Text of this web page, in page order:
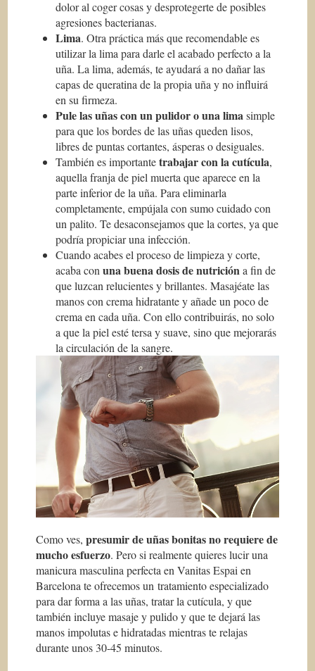
dolor al coger cosas y desprotegerte de posibles
agresiones bacterianas.
Lima. Otra práctica más que recomendable es
utilizar la lima para darle el acabado perfecto a la
uña. La lima, además, te ayudará a no dañar las
capas de queratina de la propia uña y no influirá
en su firmeza.
Pule las uñas con un pulidor o una lima simple
para que los bordes de las uñas queden lisos,
libres de puntas cortantes, ásperas o desiguales.
También es importantetrabajar con la cutícula,
aquella franja de piel muerta que aparece en la
parte inferior de la uña. Para eliminarla
completamente, empújala con sumo cuidado con
un palito. Te desaconsejamos que la cortes, ya que
podría propiciar una infección.
Cuando acabes el proceso de limpieza y corte,
acaba conuna buena dosis de nutrición a fin de
que luzcan relucientes y brillantes. Masajéate las
manos con crema hidratante y añade un poco de
crema en cada uña. Con ello contribuirás, no solo
a que la piel esté tersa y suave, sino que mejorarás
la circulación de la sangre.
Como ves,presumir de uñas bonitas no requiere de
mucho esfuerzo. Pero si realmente quieres lucir una
manicura masculina perfecta en Vanitas Espai en
Barcelona te ofrecemos un tratamiento especializado
para dar forma a las uñas, tratar la cutícula, y que
también incluye masaje y pulido y que te dejará las
manos impolutas e hidratadas mientras te relajas
durante unos 30-45 minutos.